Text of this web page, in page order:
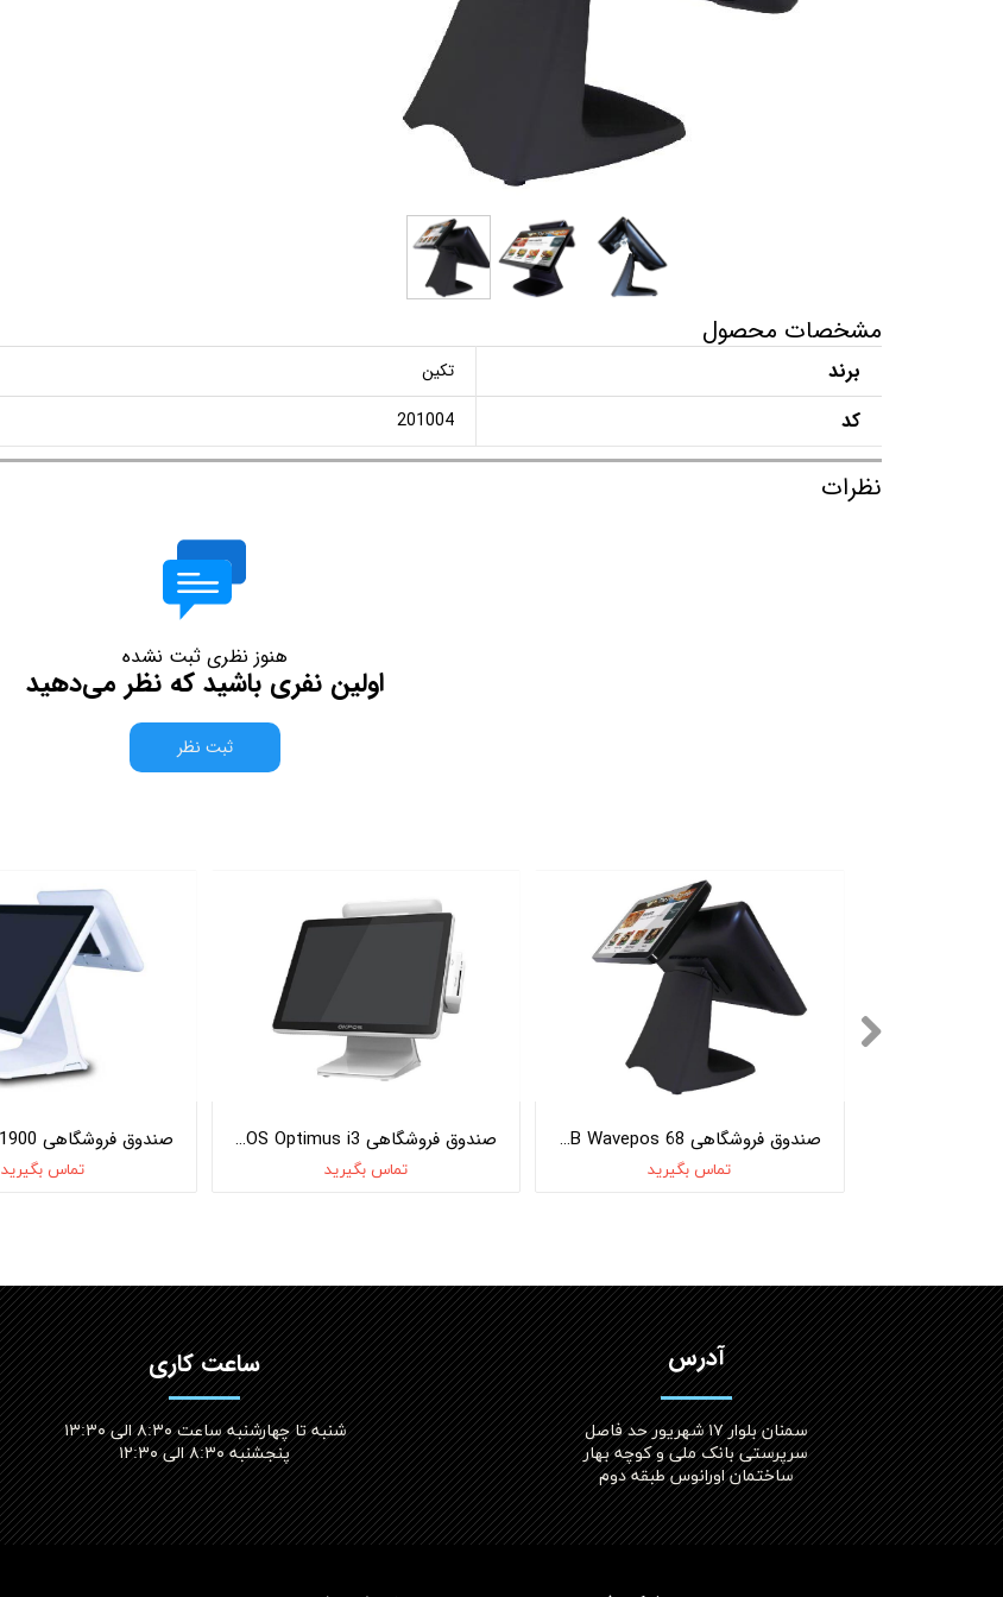
مشخصات محصول
برند تکین
کد 201004
نظرات
هنوز نظری ثبت نشده
اولین نفری باشید که نظر می‌دهید
ثبت نظر
تماس بگیرید
صندوق فروشگاهی OKPOS Optimus i3
تماس بگیرید
صندوق فروشگاهی POSLAB Wavepos 68
تماس بگیرید
آدرس
سمنان بلوار ۱۷ شهریور حد فاصل
سرپرستی بانک ملی و کوچه بهار
ساختمان اورانوس طبقه دوم
ساعت کاری
شنبه تا چهارشنبه ساعت ۸:۳۰ الی ۱۳:۳۰
پنجشنبه ۸:۳۰ الی ۱۲:۳۰​​​​​​​